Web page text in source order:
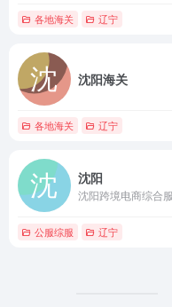
各地海关 辽宁
沈阳海关
各地海关 辽宁
沈阳
沈阳跨境电商综合
公服综服 辽宁